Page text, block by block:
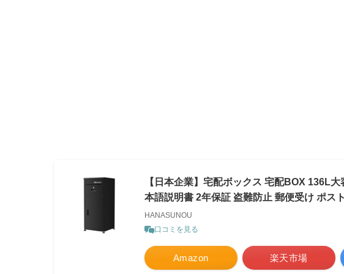
【日本企業】宅配ボックス 宅配BOX 136L
本語説明書 2年保証 盗難防止 郵便受け ポス
HANASUNOU
口コミを見る
Amazon 楽天市場